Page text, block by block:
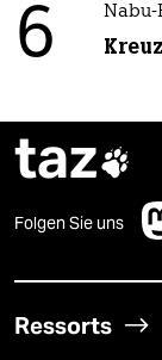
6 Nabu-
taz
Folgen Sie uns
Ressorts